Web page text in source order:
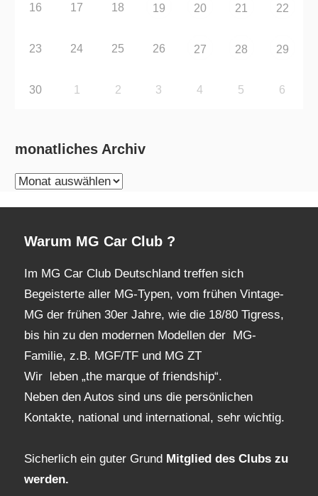
16 17 18 19 20 21 22
23 24 25 26 27 28 29
30 1 2 3 4 5 6
monatliches Archiv
monatliches
Warum MG Car Club ?
Im MG Car Club Deutschland treffen sich
Begeisterte aller MG-Typen, vom frühen Vintage-
MG der frühen 30er Jahre, wie die 18/80 Tigress,
bis hin zu den modernen Modellen der MG-
Familie, z.B. MGF/TF und MG ZT
Wir leben „the marque of friendship“.
Neben den Autos sind uns die persönlichen
Kontakte, national und international, sehr wichtig.
Sicherlich ein guter Grund Mitglied des Clubs zu
werden.